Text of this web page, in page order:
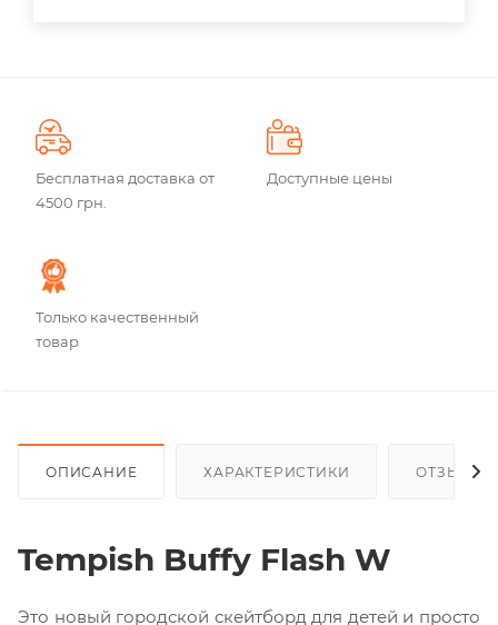
Бесплатная доставка от
4500 грн.
Доступные цены
Только качественный
товар
ОПИСАНИЕ ХАРАКТЕРИСТИКИ ОТЗЫВЫ
Tempish Buffy Flash W
Это новый городской скейтборд для детей и просто